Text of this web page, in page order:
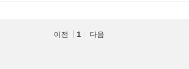
이전 1 다음